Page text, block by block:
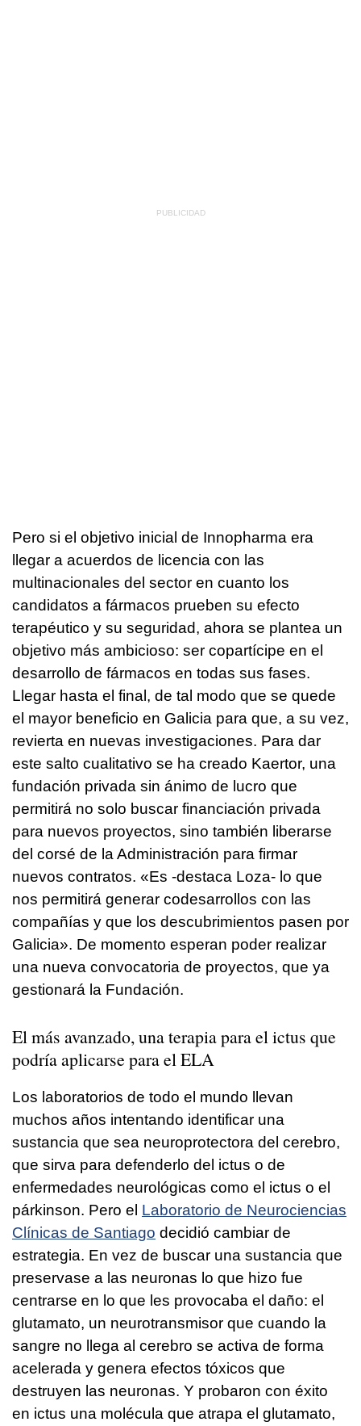
Pero si el objetivo inicial de Innopharma era
llegar a acuerdos de licencia con las
multinacionales del sector en cuanto los
candidatos a fármacos prueben su efecto
terapéutico y su seguridad, ahora se plantea un
objetivo más ambicioso: ser copartícipe en el
desarrollo de fármacos en todas sus fases.
Llegar hasta el final, de tal modo que se quede
el mayor beneficio en Galicia para que, a su vez,
revierta en nuevas investigaciones. Para dar
este salto cualitativo se ha creado Kaertor, una
fundación privada sin ánimo de lucro que
permitirá no solo buscar financiación privada
para nuevos proyectos, sino también liberarse
del corsé de la Administración para firmar
nuevos contratos. «Es -destaca Loza- lo que
nos permitirá generar codesarrollos con las
compañías y que los descubrimientos pasen por
Galicia». De momento esperan poder realizar
una nueva convocatoria de proyectos, que ya
gestionará la Fundación.
El más avanzado, una terapia para el ictus que
podría aplicarse para el ELA
Los laboratorios de todo el mundo llevan
muchos años intentando identificar una
sustancia que sea neuroprotectora del cerebro,
que sirva para defenderlo del ictus o de
enfermedades neurológicas como el ictus o el
párkinson. Pero el Laboratorio de Neurociencias
Clínicas de Santiago decidió cambiar de
estrategia. En vez de buscar una sustancia que
preservase a las neuronas lo que hizo fue
centrarse en lo que les provocaba el daño: el
glutamato, un neurotransmisor que cuando la
sangre no llega al cerebro se activa de forma
acelerada y genera efectos tóxicos que
destruyen las neuronas. Y probaron con éxito
en ictus una molécula que atrapa el glutamato,